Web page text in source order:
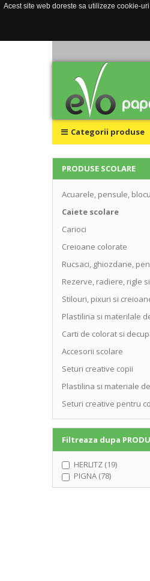
Acest site web doreste sa utilizeze cookie-
Categorii produse
PRODUSE SCOLARE
Acuarele, pensule,
Caiete scolare
Carioci
Creioane colorate
Rucsaci, ghiozdane,
Rezerve, radiere, rigle
Stilouri, pixuri si
Plastilina si materilale
Carti de colorat si
Accesorii scolare
Seturi creative copii
Plastilina si materiale
Seturi creative pentru
Filtreaza dupa
HERLITZ (19)
PIGNA (78)